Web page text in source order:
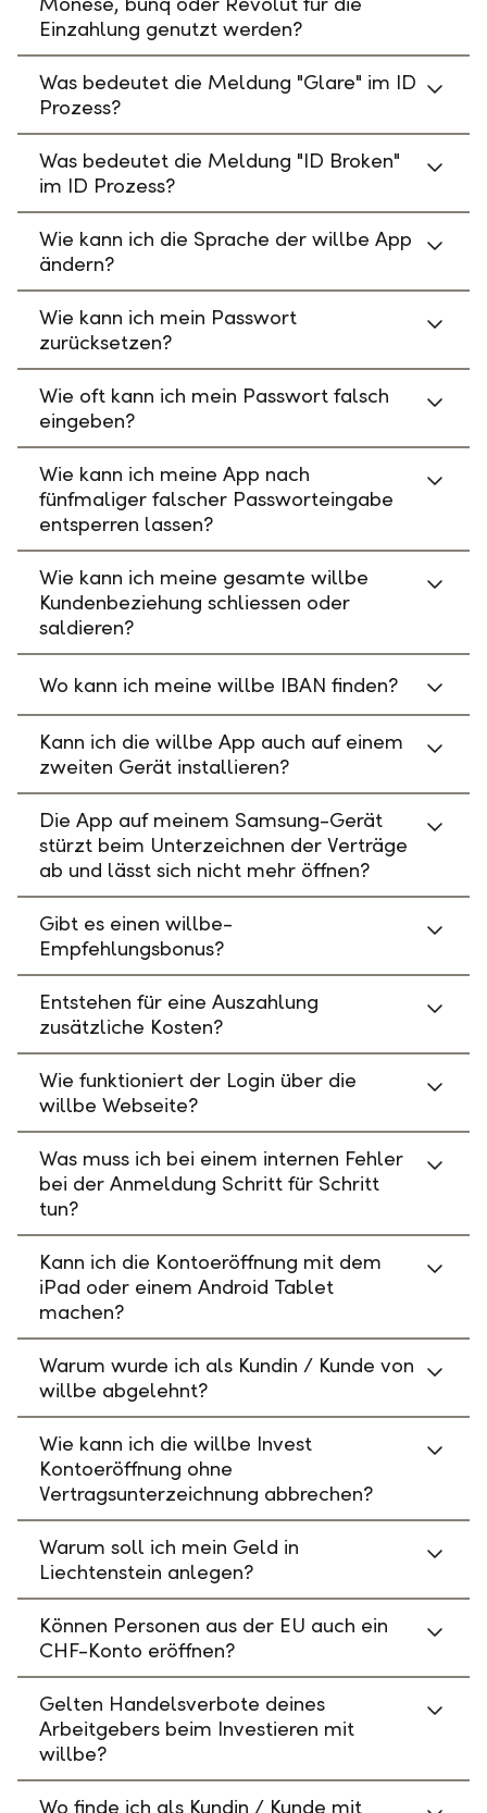
Einzahlung genutzt werden?
Was bedeutet die Meldung "Glare" im ID
Prozess?
Was bedeutet die Meldung "ID Broken"
im ID Prozess?
Wie kann ich die Sprache der willbe App
ändern?
Wie kann ich mein Passwort
zurücksetzen?
Wie oft kann ich mein Passwort falsch
eingeben?
Wie kann ich meine App nach
fünfmaliger falscher Passworteingabe
entsperren lassen?
Wie kann ich meine gesamte willbe
Kundenbeziehung schliessen oder
saldieren?
Wo kann ich meine willbe IBAN finden?
Kann ich die willbe App auch auf einem
zweiten Gerät installieren?
Die App auf meinem Samsung-Gerät
stürzt beim Unterzeichnen der Verträge
ab und lässt sich nicht mehr öffnen?
Gibt es einen willbe-
Empfehlungsbonus?
Entstehen für eine Auszahlung
zusätzliche Kosten?
Wie funktioniert der Login über die
willbe Webseite?
Was muss ich bei einem internen Fehler
bei der Anmeldung Schritt für Schritt
tun?
Kann ich die Kontoeröffnung mit dem
iPad oder einem Android Tablet
machen?
Warum wurde ich als Kundin / Kunde von
willbe abgelehnt?
Wie kann ich die willbe Invest
Kontoeröffnung ohne
Vertragsunterzeichnung abbrechen?
Warum soll ich mein Geld in
Liechtenstein anlegen?
Können Personen aus der EU auch ein
CHF-Konto eröffnen?
Gelten Handelsverbote deines
Arbeitgebers beim Investieren mit
willbe?
Wo finde ich als Kundin / Kunde mit